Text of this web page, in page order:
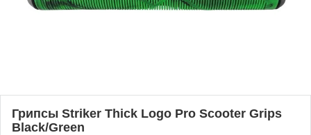
Грипсы Striker Thick Logo Pro Scooter Grips
Black/Green